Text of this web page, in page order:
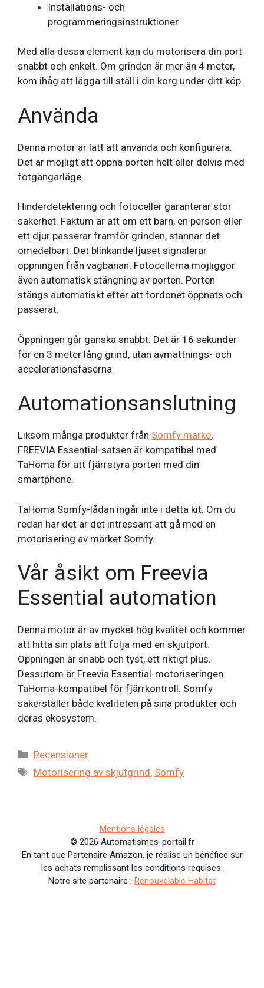
Installations- och
programmeringsinstruktioner
Med alla dessa element kan du motorisera din port
snabbt och enkelt. Om grinden är mer än 4 meter,
kom ihåg att lägga till ställ i din korg under ditt köp.
Använda
Denna motor är lätt att använda och konfigurera.
Det är möjligt att öppna porten helt eller delvis med
fotgängarläge.
Hinderdetektering och fotoceller garanterar stor
säkerhet. Faktum är att om ett barn, en person eller
ett djur passerar framför grinden, stannar det
omedelbart. Det blinkande ljuset signalerar
öppningen från vägbanan. Fotocellerna möjliggör
även automatisk stängning av porten. Porten
stängs automatiskt efter att fordonet öppnats och
passerat.
Öppningen går ganska snabbt. Det är 16 sekunder
för en 3 meter lång grind, utan avmattnings- och
accelerationsfaserna.
Automationsanslutning
Liksom många produkter från Somfy märke,
FREEVIA Essential-satsen är kompatibel med
TaHoma för att fjärrstyra porten med din
smartphone.
TaHoma Somfy-lådan ingår inte i detta kit. Om du
redan har det är det intressant att gå med en
motorisering av märket Somfy.
Vår åsikt om Freevia
Essential automation
Denna motor är av mycket hög kvalitet och kommer
att hitta sin plats att följa med en skjutport.
Öppningen är snabb och tyst, ett riktigt plus.
Dessutom är Freevia Essential-motoriseringen
TaHoma-kompatibel för fjärrkontroll. Somfy
säkerställer både kvaliteten på sina produkter och
deras ekosystem.
Kategorier
Recensioner
Etiketter
Motorisering av skjutgrind, Somfy
Mentions légales
© 2026 Automatismes-portail.fr
En tant que Partenaire Amazon, je réalise un bénéfice sur
les achats remplissant les conditions requises.
Notre site partenaire : Renouvelable Habitat